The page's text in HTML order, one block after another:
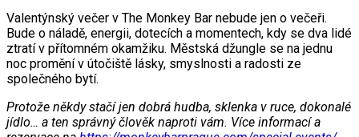
Valentýnský večer v The Monkey Bar nebude jen o večeři.
Bude o náladě, energii, dotecích a momentech, kdy se dva lidé
ztratí v přítomném okamžiku. Městská džungle se na jednu
noc promění v útočiště lásky, smyslnosti a radosti ze
společného bytí.
Protože někdy stačí jen dobrá hudba, sklenka v ruce, dokonalé
jídlo… a ten správný člověk naproti vám. Více informací a